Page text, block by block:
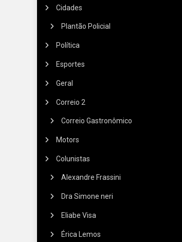
Cidades
Plantão Policial
Política
Esportes
Geral
Correio 2
Correio Gastronômico
Motors
Colunistas
Alexandre Frassini
Dra Simone neri
Eliabe Visa
Érica Lemos